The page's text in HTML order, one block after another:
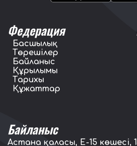
Федерация
Басшылық
Төрешілер
Байланыс
Құрылымы
Тарихы
Құжаттар
Байланыс
Астана қаласы, E-15 көшесі,